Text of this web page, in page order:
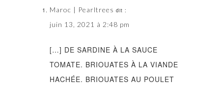
Maroc | Pearltrees dit :
juin 13, 2021 à 2:48 pm
[…] DE SARDINE À LA SAUCE
TOMATE. BRIOUATES À LA VIANDE
HACHÉE. BRIOUATES AU POULET